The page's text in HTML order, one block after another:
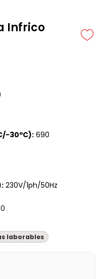
Infrico
30ºC): 690
230V/1ph/50Hz
laborables